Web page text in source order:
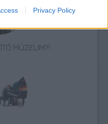
Privacy Policy
MÚZEUM?!